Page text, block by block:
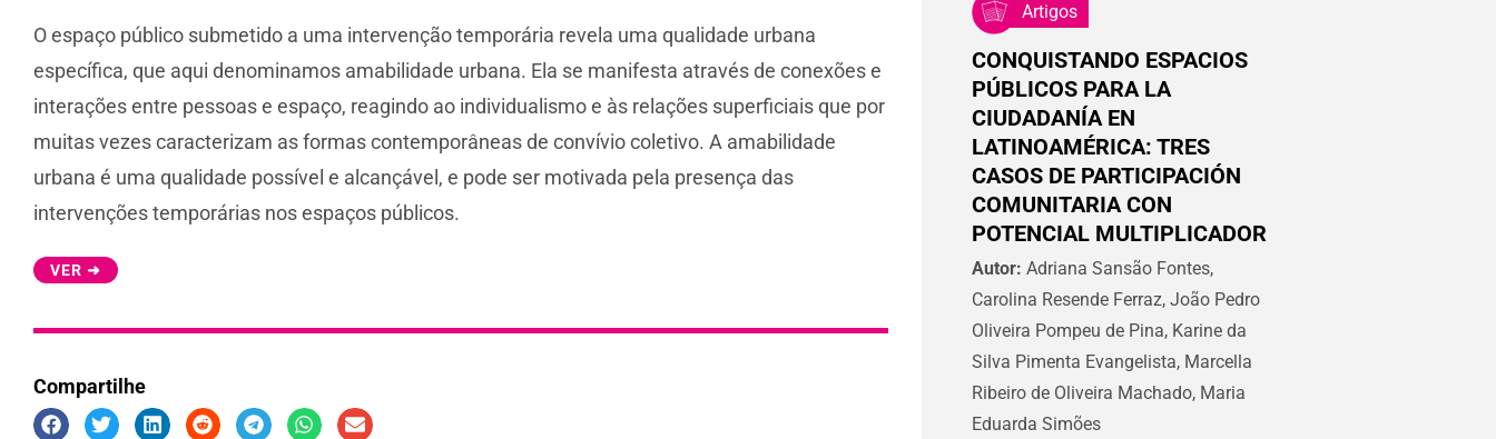
O espaço público submetido a uma intervenção temporária revela uma qualidade urbana
específica, que aqui denominamos amabilidade urbana. Ela se manifesta através de conexões e
interações entre pessoas e espaço, reagindo ao individualismo e às relações superficiais que por
muitas vezes caracterizam as formas contemporâneas de convívio coletivo. A amabilidade
urbana é uma qualidade possível e alcançável, e pode ser motivada pela presença das
intervenções temporárias nos espaços públicos.
VER ➜
Compartilhe
Artigos
CONQUISTANDO ESPACIOS
PÚBLICOS PARA LA
CIUDADANÍA EN
LATINOAMÉRICA: TRES
CASOS DE PARTICIPACIÓN
COMUNITARIA CON
POTENCIAL MULTIPLICADOR
Autor: Adriana Sansão Fontes,
Carolina Resende Ferraz, João Pedro
Oliveira Pompeu de Pina, Karine da
Silva Pimenta Evangelista, Marcella
Ribeiro de Oliveira Machado, Maria
Eduarda Simões